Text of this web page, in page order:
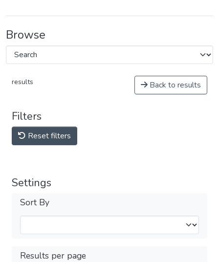
Browse
results Back to results
Filters
Reset filters
Settings
Sort By
Results per page